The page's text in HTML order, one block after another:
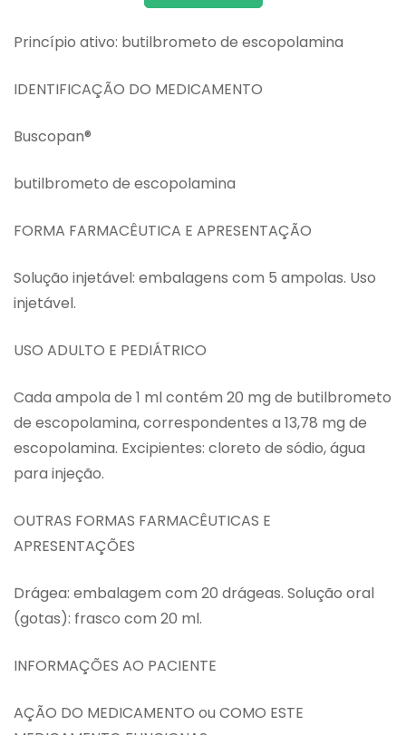
Princípio ativo: butilbrometo de escopolamina
IDENTIFICAÇÃO DO MEDICAMENTO
Buscopan®
butilbrometo de escopolamina
FORMA FARMACÊUTICA E APRESENTAÇÃO
Solução injetável: embalagens com 5 ampolas. Uso
injetável.
USO ADULTO E PEDIÁTRICO
Cada ampola de 1 ml contém 20 mg de butilbrometo
de escopolamina, correspondentes a 13,78 mg de
escopolamina. Excipientes: cloreto de sódio, água
para injeção.
OUTRAS FORMAS FARMACÊUTICAS E
APRESENTAÇÕES
Drágea: embalagem com 20 drágeas. Solução oral
(gotas): frasco com 20 ml.
INFORMAÇÕES AO PACIENTE
AÇÃO DO MEDICAMENTO ou COMO ESTE